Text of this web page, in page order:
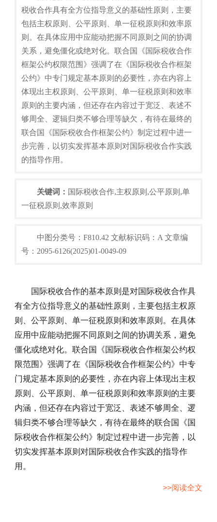
税收合作具有全方位指导意义的基础性原则，主要
包括主权原则、公平原则、单一征税原则和效率原
则。在具体应用中应能动把握不同原则之间的协调
关系，避免僵化或绝对化。联合国《国际税收合作
框架公约权限范围》强调了在《国际税收合作框架
公约》中专门规定基本原则的必要性，亦在内容上
体现出主权原则、公平原则、单一征税原则和效率
原则的主要内涵，但还存在内容过于宽泛、表述不
够周全、逻辑归类不够合理等缺欠，有待在最终的
联合国《国际税收合作框架公约》制定过程中进一
步完善，以切实发挥基本原则对国际税收合作实践
的指导作用。
关键词： 国际税收合作,主权原则,公平原则,单
一征税原则,效率原则
中图分类号：F810.42 文献标识码：A 文章编
号：2095-6126(2025)01-0049-09
国际税收合作的基本原则是对国际税收合作具
有全方位指导意义的基础性原则，主要包括主权原
则、公平原则、单一征税原则和效率原则。在具体
应用中应能动把握不同原则之间的协调关系，避免
僵化或绝对化。联合国《国际税收合作框架公约权
限范围》强调了在《国际税收合作框架公约》中专
门规定基本原则的必要性，亦在内容上体现出主权
原则、公平原则、单一征税原则和效率原则的主要
内涵，但还存在内容过于宽泛、表述不够周全、逻
辑归类不够合理等缺欠，有待在最终的联合国《国
际税收合作框架公约》制定过程中进一步完善，以
切实发挥基本原则对国际税收合作实践的指导作
用。
>>阅读全文